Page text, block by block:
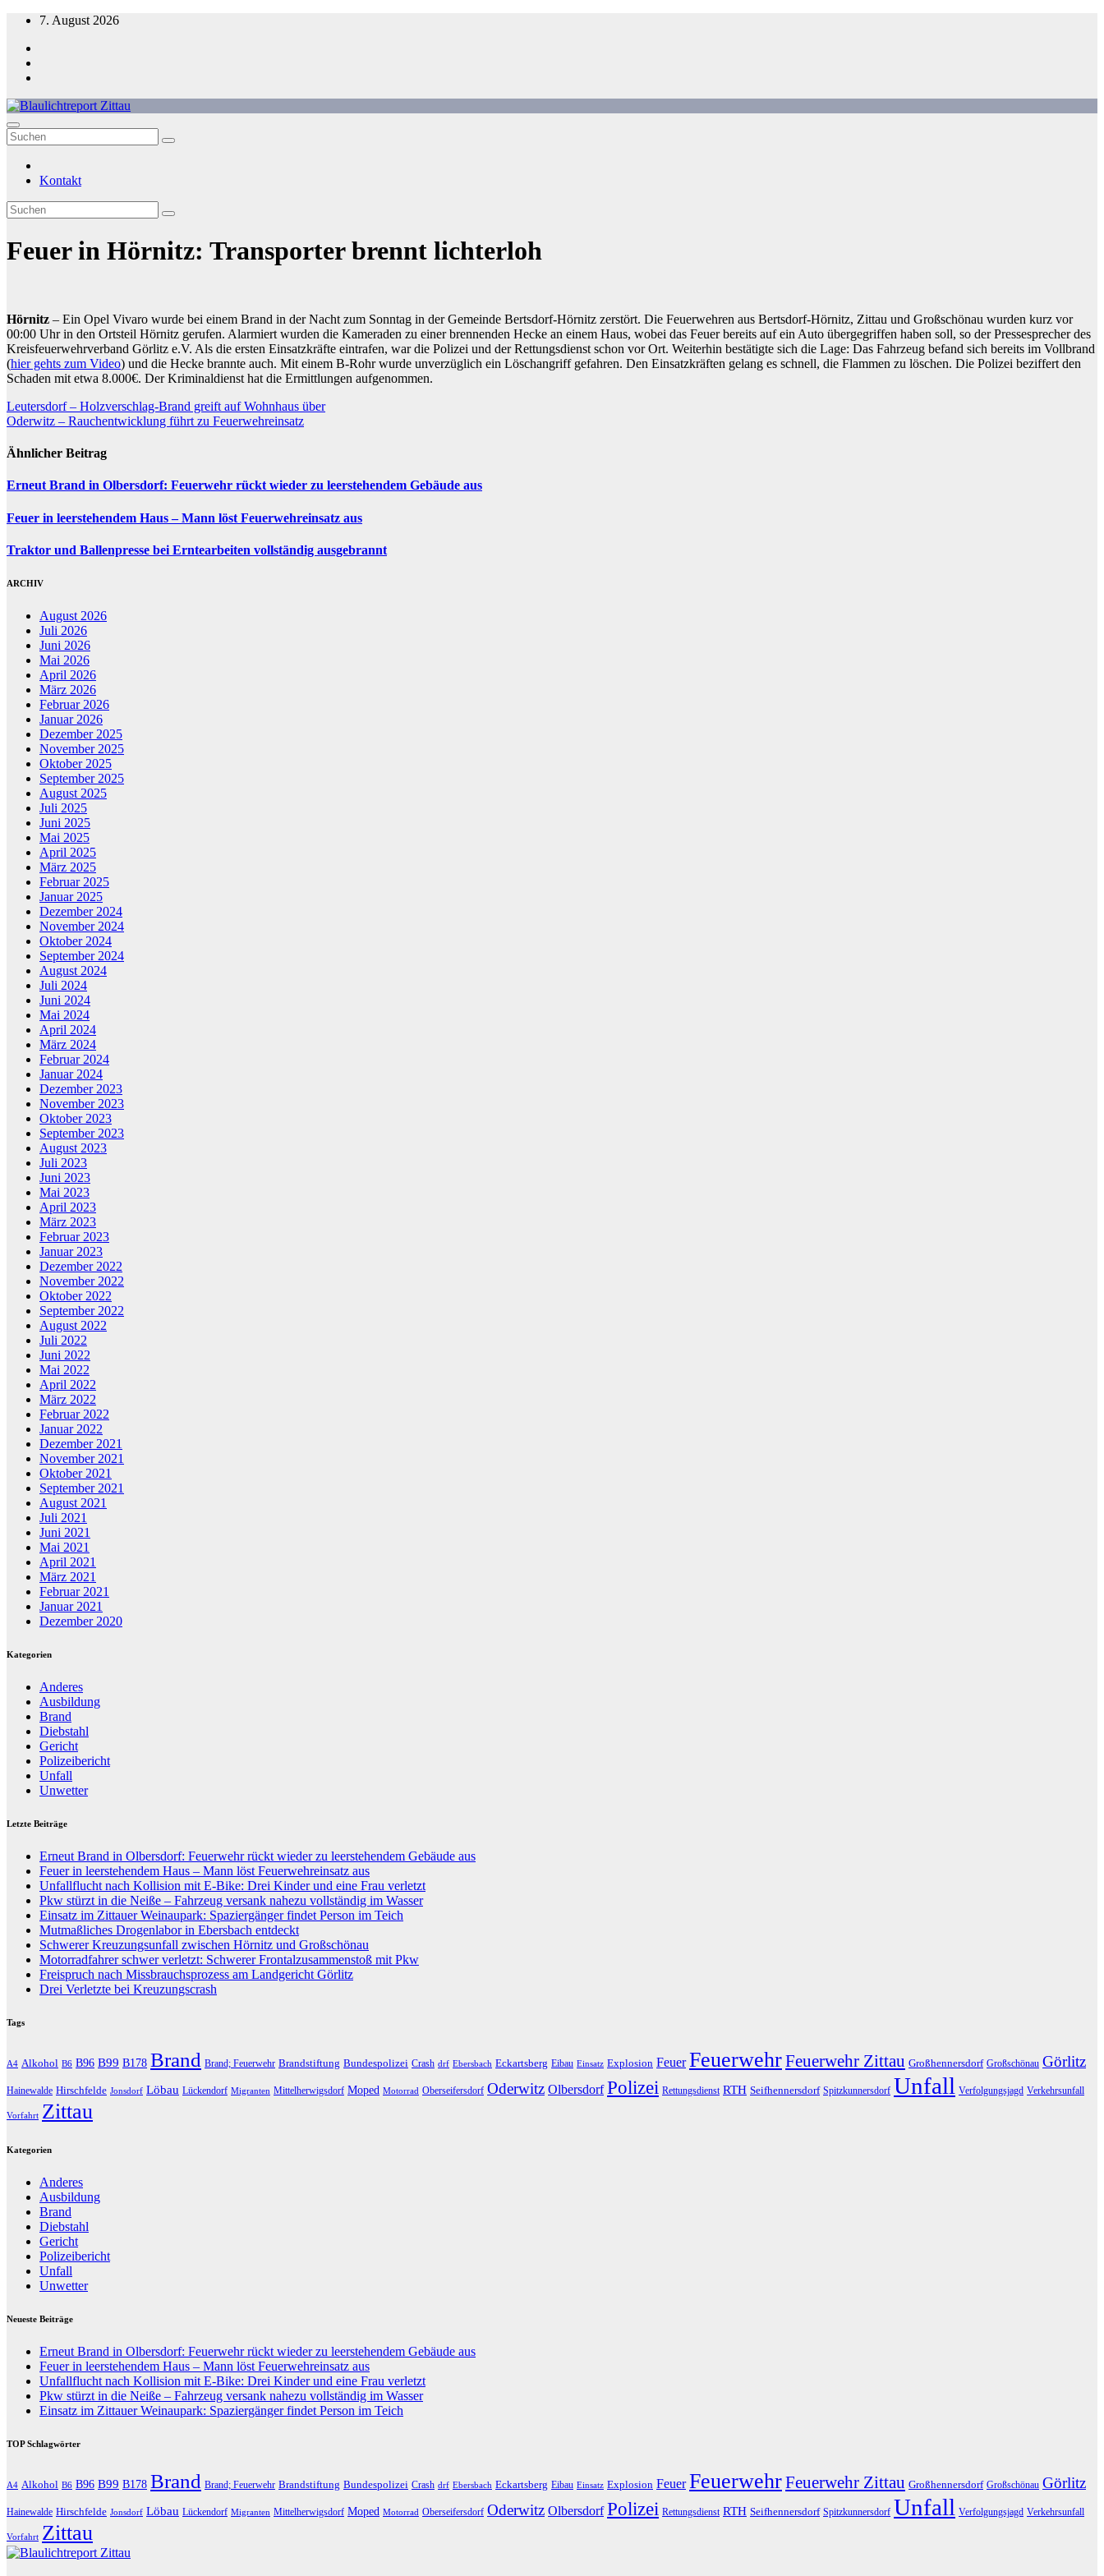
Zum
springen
7. August 2026
Blaulichtreport Zittau
Kontakt
Feuer in Hörnitz: Transporter brennt lichterloh
Hörnitz – Ein Opel Vivaro wurde bei einem Brand in der Nacht zum Sonntag in der Gemeinde Bertsdorf-Hörnitz zerstört. Die Feuerwehren aus Bertsdorf-Hörnitz, Zittau und Großschönau wurden kurz vor
00:00 Uhr in den Ortsteil Hörnitz gerufen. Alarmiert wurden die Kameraden zu einer brennenden Hecke an einem Haus, wobei das Feuer bereits auf ein Auto übergegriffen haben soll, so der Pressesprecher des
Kreisfeuerwehrverband Görlitz e.V. Als die ersten Einsatzkräfte eintrafen, war die Polizei und der Rettungsdienst schon vor Ort. Weiterhin bestätigte sich die Lage: Das Fahrzeug befand sich bereits im Vollbrand
(hier gehts zum Video) und die Hecke brannte auch. Mit einem B-Rohr wurde unverzüglich ein Löschangriff gefahren. Den Einsatzkräften gelang es schnell, die Flammen zu löschen. Die Polizei beziffert den
Schaden mit etwa 8.000€. Der Kriminaldienst hat die Ermittlungen aufgenommen.
Beitragsnavigation
Leutersdorf – Holzverschlag-Brand greift auf Wohnhaus über
Oderwitz – Rauchentwicklung führt zu Feuerwehreinsatz
Ähnlicher Beitrag
Erneut Brand in Olbersdorf: Feuerwehr rückt wieder zu leerstehendem Gebäude aus
Feuer in leerstehendem Haus – Mann löst Feuerwehreinsatz aus
Traktor und Ballenpresse bei Erntearbeiten vollständig ausgebrannt
ARCHIV
August 2026
Juli 2026
Juni 2026
Mai 2026
April 2026
März 2026
Februar 2026
Januar 2026
Dezember 2025
November 2025
Oktober 2025
September 2025
August 2025
Juli 2025
Juni 2025
Mai 2025
April 2025
März 2025
Februar 2025
Januar 2025
Dezember 2024
November 2024
Oktober 2024
September 2024
August 2024
Juli 2024
Juni 2024
Mai 2024
April 2024
März 2024
Februar 2024
Januar 2024
Dezember 2023
November 2023
Oktober 2023
September 2023
August 2023
Juli 2023
Juni 2023
Mai 2023
April 2023
März 2023
Februar 2023
Januar 2023
Dezember 2022
November 2022
Oktober 2022
September 2022
August 2022
Juli 2022
Juni 2022
Mai 2022
April 2022
März 2022
Februar 2022
Januar 2022
Dezember 2021
November 2021
Oktober 2021
September 2021
August 2021
Juli 2021
Juni 2021
Mai 2021
April 2021
März 2021
Februar 2021
Januar 2021
Dezember 2020
Kategorien
Anderes
Ausbildung
Brand
Diebstahl
Gericht
Polizeibericht
Unfall
Unwetter
Letzte Beiträge
Erneut Brand in Olbersdorf: Feuerwehr rückt wieder zu leerstehendem Gebäude aus
Feuer in leerstehendem Haus – Mann löst Feuerwehreinsatz aus
Unfallflucht nach Kollision mit E-Bike: Drei Kinder und eine Frau verletzt
Pkw stürzt in die Neiße – Fahrzeug versank nahezu vollständig im Wasser
Einsatz im Zittauer Weinaupark: Spaziergänger findet Person im Teich
Mutmaßliches Drogenlabor in Ebersbach entdeckt
Schwerer Kreuzungsunfall zwischen Hörnitz und Großschönau
Motorradfahrer schwer verletzt: Schwerer Frontalzusammenstoß mit Pkw
Freispruch nach Missbrauchsprozess am Landgericht Görlitz
Drei Verletzte bei Kreuzungscrash
Tags
A4 Alkohol B6 B96 B99 B178 Brand Brand; Feuerwehr Brandstiftung Bundespolizei Crash drf Ebersbach Eckartsberg Eibau Einsatz Explosion Feuer FeuerwehrFeuerwehr Zittau Großhennersdorf Großschönau Görlitz
Hainewalde Hirschfelde Jonsdorf Löbau Lückendorf Migranten Mittelherwigsdorf Moped Motorrad Oberseifersdorf Oderwitz Olbersdorf Polizei Rettungsdienst RTH Seifhennersdorf Spitzkunnersdorf Unfall Verfolgungsjagd Verkehrsunfall
Vorfahrt Zittau
Kategorien
Anderes
Ausbildung
Brand
Diebstahl
Gericht
Polizeibericht
Unfall
Unwetter
Neueste Beiträge
Erneut Brand in Olbersdorf: Feuerwehr rückt wieder zu leerstehendem Gebäude aus
Feuer in leerstehendem Haus – Mann löst Feuerwehreinsatz aus
Unfallflucht nach Kollision mit E-Bike: Drei Kinder und eine Frau verletzt
Pkw stürzt in die Neiße – Fahrzeug versank nahezu vollständig im Wasser
Einsatz im Zittauer Weinaupark: Spaziergänger findet Person im Teich
TOP Schlagwörter
A4 Alkohol B6 B96 B99 B178 Brand Brand; Feuerwehr Brandstiftung Bundespolizei Crash drf Ebersbach Eckartsberg Eibau Einsatz Explosion Feuer FeuerwehrFeuerwehr Zittau Großhennersdorf Großschönau Görlitz
Hainewalde Hirschfelde Jonsdorf Löbau Lückendorf Migranten Mittelherwigsdorf Moped Motorrad Oberseifersdorf Oderwitz Olbersdorf Polizei Rettungsdienst RTH Seifhennersdorf Spitzkunnersdorf Unfall Verfolgungsjagd Verkehrsunfall
Vorfahrt Zittau